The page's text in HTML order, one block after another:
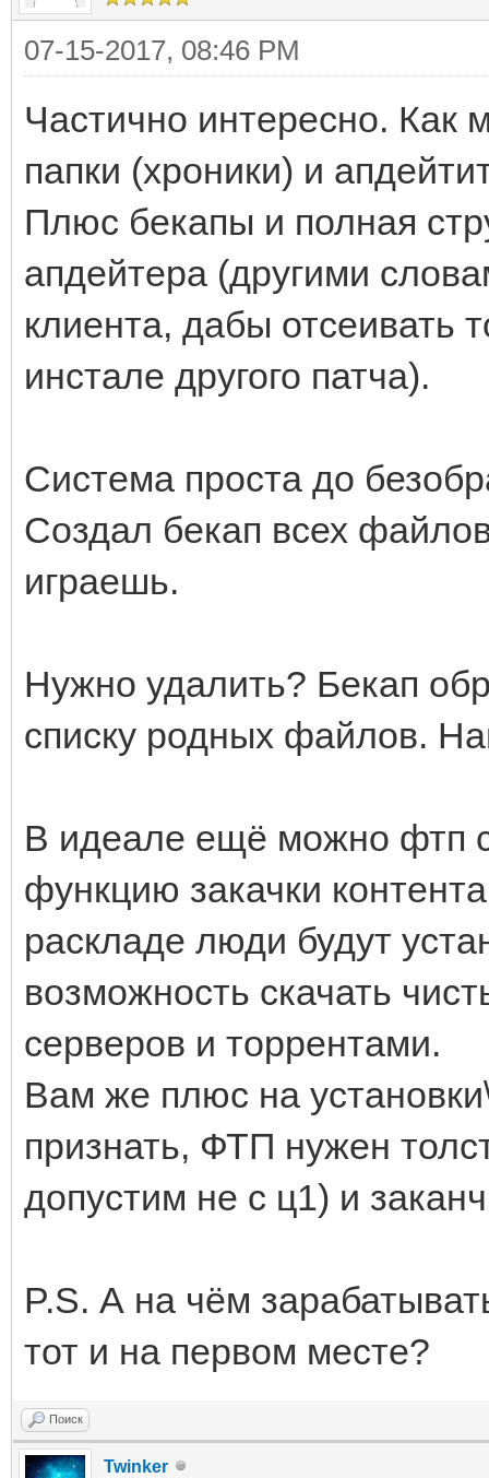
07-15-2017, 08:46 PM
Частично интересно. Как
папки (хроники) и
Плюс бекапы и полная
апдейтера (другими
клиента, дабы отсеивать
инстале другого патча).
Система проста до
Создал бекап всех
играешь.
Нужно удалить? Бекап
списку родных файлов.
В идеале ещё можно фтп
функцию закачки
раскладе люди будут
возможность скачать
серверов и торрентами.
Вам же плюс на
признать, ФТП нужен
допустим не с ц1) и
P.S. А на чём
тот и на первом месте?
Поиск
Twinker